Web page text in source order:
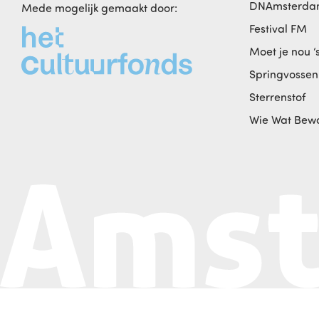
Mede mogelijk gemaakt door:
Festival FM
Moet je nou
Springvossen
Sterrenstof
Wie Wat